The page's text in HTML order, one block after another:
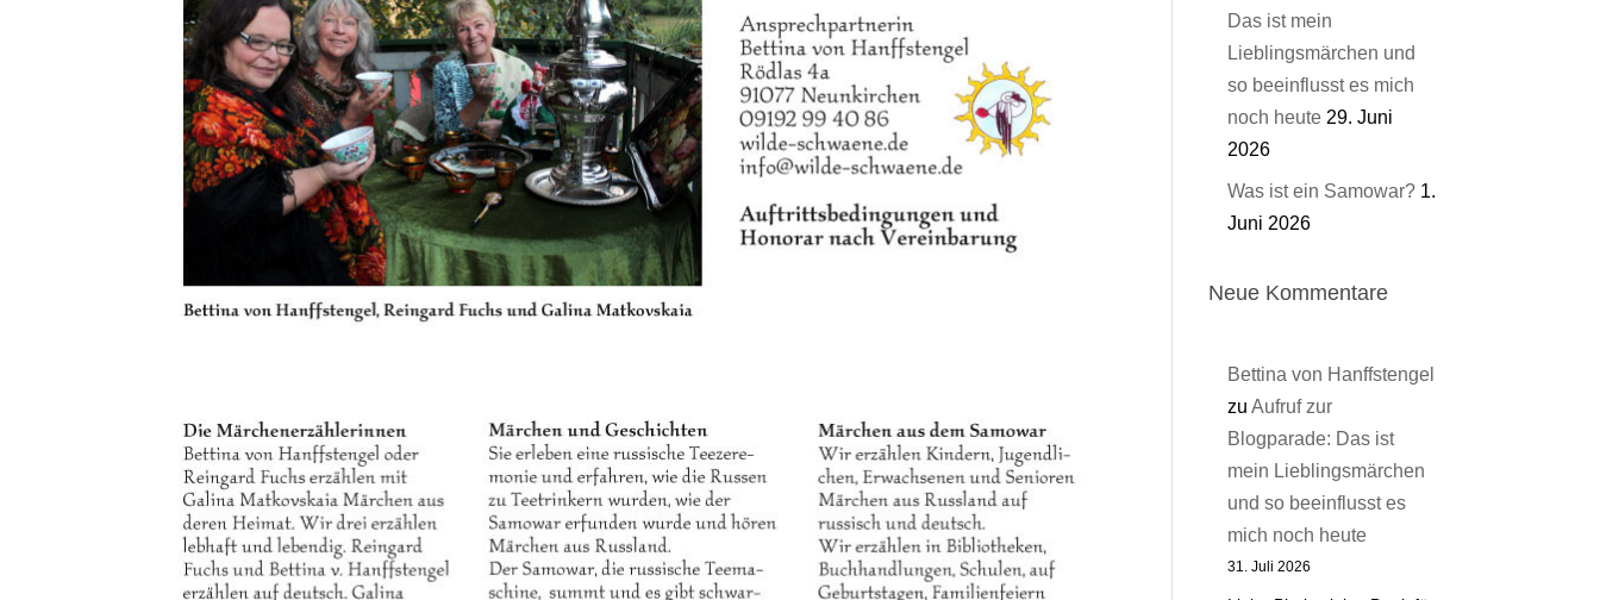
Das ist mein
Lieblingsmärchen und
so beeinflusst es mich
noch heute 29. Juni
2026
Was ist ein Samowar? 1.
Juni 2026
Neue Kommentare
Bettina von Hanffstengel
zuAufruf zur
Blogparade: Das ist
mein Lieblingsmärchen
und so beeinflusst es
mich noch heute
31. Juli 2026